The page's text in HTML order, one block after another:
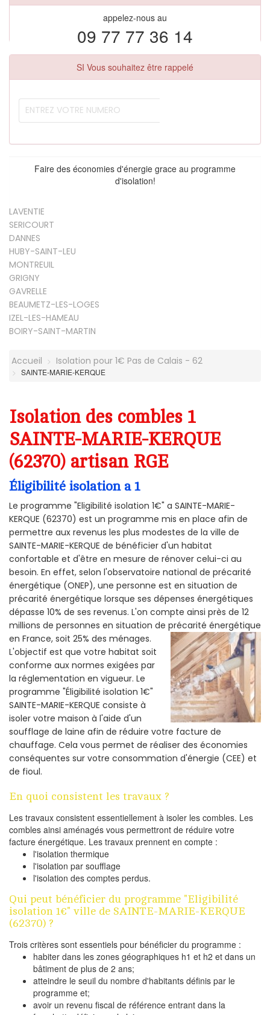
appelez-nous au
09 77 77 36 14
SI Vous souhaitez être rappelé
Faire des économies d'énergie grace au programme
d'isolation!
LAVENTIE
SERICOURT
DANNES
HUBY-SAINT-LEU
MONTREUIL
GRIGNY
GAVRELLE
BEAUMETZ-LES-LOGES
IZEL-LES-HAMEAU
BOIRY-SAINT-MARTIN
Accueil Isolation pour 1€ Pas de Calais - 62
SAINTE-MARIE-KERQUE
Isolation des combles 1
SAINTE-MARIE-KERQUE
(62370) artisan RGE
Éligibilité isolation a 1
Le programme "Eligibilité isolation 1€" a SAINTE-MARIE-
KERQUE (62370) est un programme mis en place afin de
permettre aux revenus les plus modestes de la ville de
SAINTE-MARIE-KERQUE de bénéficier d'un habitat
confortable et d'être en mesure de rénover celui-ci au
besoin. En effet, selon l'observatoire national de précarité
énergétique (ONEP), une personne est en situation de
précarité énergétique lorsque ses dépenses énergétiques
dépasse 10% de ses revenus. L'on compte ainsi près de 12
millions de personnes en situation de précarité énergétique
en France, soit 25% des ménages.
L'objectif est que votre habitat soit
conforme aux normes exigées par
la réglementation en vigueur. Le
programme "Éligibilité isolation 1€"
SAINTE-MARIE-KERQUE consiste à
isoler votre maison à l'aide d'un
soufflage de laine afin de réduire votre facture de
chauffage. Cela vous permet de réaliser des économies
conséquentes sur votre consommation d'énergie (CEE) et
de fioul.
En quoi consistent les travaux ?
Les travaux consistent essentiellement à isoler les combles. Les
combles ainsi aménagés vous permettront de réduire votre
facture énergétique. Les travaux prennent en compte :
l'isolation thermique
l'isolation par soufflage
l'isolation des comptes perdus.
Qui peut bénéficier du programme "Eligibilité
isolation 1€" ville de SAINTE-MARIE-KERQUE
(62370) ?
Trois critères sont essentiels pour bénéficier du programme :
habiter dans les zones géographiques h1 et h2 et dans un
bâtiment de plus de 2 ans;
atteindre le seuil du nombre d'habitants définis par le
programme et;
avoir un revenu fiscal de référence entrant dans la